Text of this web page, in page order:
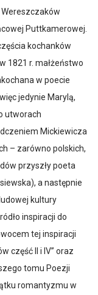
Wereszczaków
Puttkamerowej.
kochanków
1821 r. małżeństwo
w poecie
jedynie Marylą,
utworach
Mickiewicza
– zarówno polskich,
przyszły poeta
a następnie
kultury
inspiracji do
tej inspiracji
część II i IV” oraz
tomu Poezji
romantyzmu w